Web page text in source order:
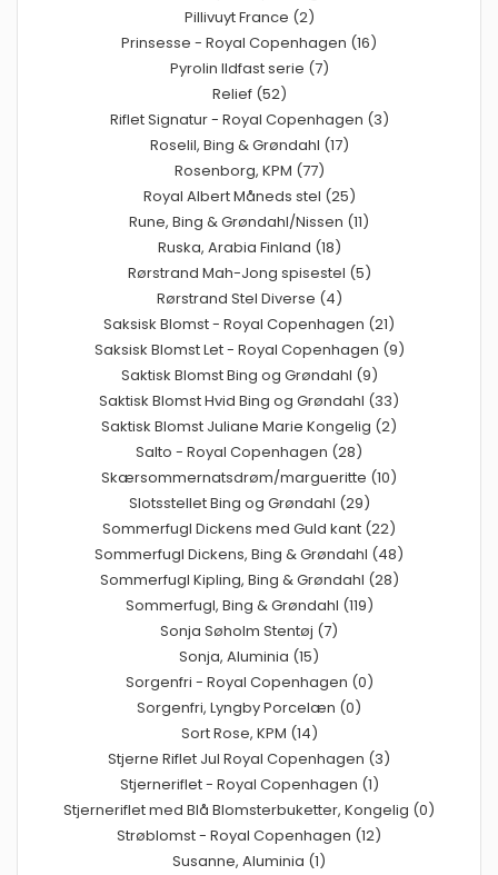
Pillivuyt France (2)
Prinsesse - Royal Copenhagen (16)
Pyrolin Ildfast serie (7)
Relief (52)
Riflet Signatur - Royal Copenhagen (3)
Roselil, Bing & Grøndahl (17)
Rosenborg, KPM (77)
Royal Albert Måneds stel (25)
Rune, Bing & Grøndahl/Nissen (11)
Ruska, Arabia Finland (18)
Rørstrand Mah-Jong spisestel (5)
Rørstrand Stel Diverse (4)
Saksisk Blomst - Royal Copenhagen (21)
Saksisk Blomst Let - Royal Copenhagen (9)
Saktisk Blomst Bing og Grøndahl (9)
Saktisk Blomst Hvid Bing og Grøndahl (33)
Saktisk Blomst Juliane Marie Kongelig (2)
Salto - Royal Copenhagen (28)
Skærsommernatsdrøm/margueritte (10)
Slotsstellet Bing og Grøndahl (29)
Sommerfugl Dickens med Guld kant (22)
Sommerfugl Dickens, Bing & Grøndahl (48)
Sommerfugl Kipling, Bing & Grøndahl (28)
Sommerfugl, Bing & Grøndahl (119)
Sonja Søholm Stentøj (7)
Sonja, Aluminia (15)
Sorgenfri - Royal Copenhagen (0)
Sorgenfri, Lyngby Porcelæn (0)
Sort Rose, KPM (14)
Stjerne Riflet Jul Royal Copenhagen (3)
Stjerneriflet - Royal Copenhagen (1)
Stjerneriflet med Blå Blomsterbuketter, Kongelig (0)
Strøblomst - Royal Copenhagen (12)
Susanne, Aluminia (1)